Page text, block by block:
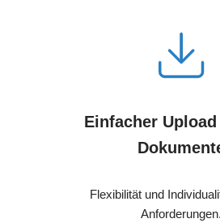
Einfacher
Flexibilität und
Anforderungen.